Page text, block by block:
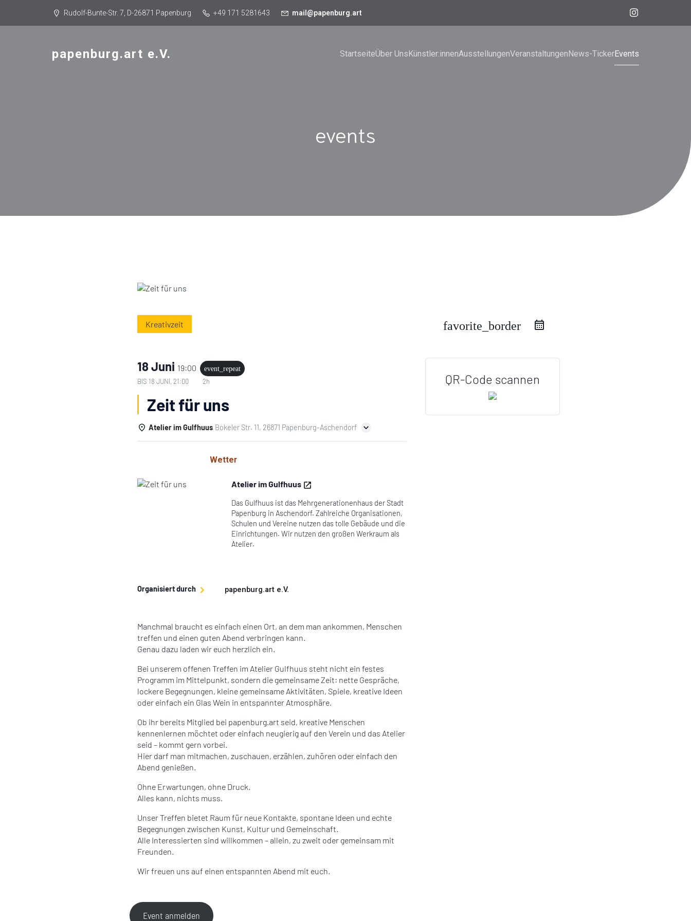
Rudolf-Bunte-Str. 7, D-26871 Papenburg +49 171 5281643 mail@papenburg.art
papenburg.art e.V. StartseiteÜber UnsKünstler:innenAusstellungenVeranstaltungenNews-TickerEvents
events
Kreativzeit favorite_border
18 Juni 19:00
event_repeat
BIS 18 JUNI, 21:00 2h
Zeit für uns
Atelier im Gulfhuus Bokeler Str. 11, 26871 Papenburg-Aschendorf
Wetter
Atelier im Gulfhuus
Das Gulfhuus ist das Mehrgenerationenhaus der Stadt
Papenburg in Aschendorf. Zahlreiche Organisationen,
Schulen und Vereine nutzen das tolle Gebäude und die
Einrichtungen. Wir nutzen den großen Werkraum als
Atelier.
Organisiert durch papenburg.art e.V.
Manchmal braucht es einfach einen Ort, an dem man ankommen, Menschen
treffen und einen guten Abend verbringen kann.
Genau dazu laden wir euch herzlich ein.
Bei unserem offenen Treffen im Atelier Gulfhuus steht nicht ein festes
Programm im Mittelpunkt, sondern die gemeinsame Zeit: nette Gespräche,
lockere Begegnungen, kleine gemeinsame Aktivitäten, Spiele, kreative Ideen
oder einfach ein Glas Wein in entspannter Atmosphäre.
Ob ihr bereits Mitglied bei papenburg.art seid, kreative Menschen
kennenlernen möchtet oder einfach neugierig auf den Verein und das Atelier
seid – kommt gern vorbei.
Hier darf man mitmachen, zuschauen, erzählen, zuhören oder einfach den
Abend genießen.
Ohne Erwartungen, ohne Druck.
Alles kann, nichts muss.
Unser Treffen bietet Raum für neue Kontakte, spontane Ideen und echte
Begegnungen zwischen Kunst, Kultur und Gemeinschaft.
Alle Interessierten sind willkommen – allein, zu zweit oder gemeinsam mit
Freunden.
Wir freuen uns auf einen entspannten Abend mit euch.
QR-Code scannen
Event anmelden